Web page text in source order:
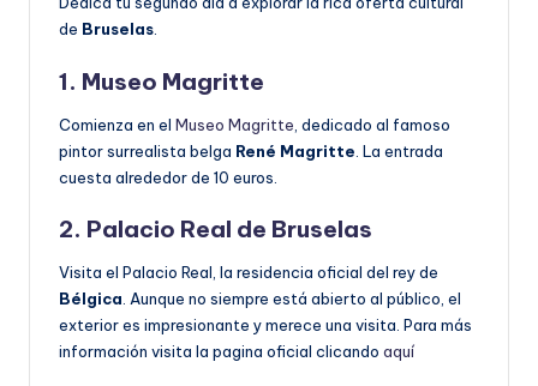
de Bruselas.
1. Museo Magritte
Comienza en el Museo Magritte , dedicado al famoso
pintor surrealista belga René Magritte . La entrada
cuesta alrededor de 10 euros.
2. Palacio Real de Bruselas
Visita el Palacio Real, la residencia oficial del rey de
Bélgica . Aunque no siempre está abierto al público, el
exterior es impresionante y merece una visita. Para más
información visita la pagina oficial clicando aquí